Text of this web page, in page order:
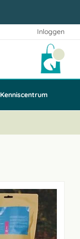
Inloggen
Kenniscentrum